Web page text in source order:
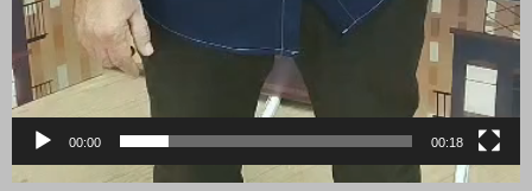
00:00 00:18